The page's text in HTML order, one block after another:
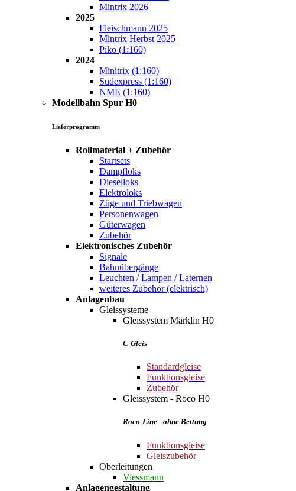
Mintrix 2026
2025
Fleischmann 2025
Mintrix Herbst 2025
Piko (1:160)
2024
Minitrix (1:160)
Sudexpress (1:160)
NME (1:160)
Modellbahn Spur H0
Lieferprogramm
Rollmaterial + Zubehör
Startsets
Dampfloks
Dieselloks
Elektroloks
Züge und Triebwagen
Personenwagen
Güterwagen
Zubehör
Elektronisches Zubehör
Signale
Bahnübergänge
Leuchten / Lampen / Laternen
weiteres Zubehör (elektrisch)
Anlagenbau
Gleissysteme
Gleissystem Märklin H0
C-Gleis
Standardgleise
Funktionsgleise
Zubehör
Gleissystem - Roco H0
Roco-Line - ohne Bettung
Funktionsgleise
Gleiszubehör
Oberleitungen
Viessmann
Anlagengestaltung